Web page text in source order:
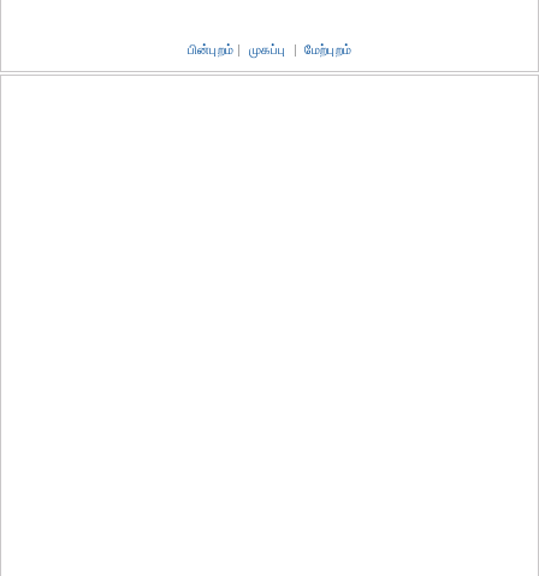
பின்புறம் | முகப்பு | மேற்புறம்